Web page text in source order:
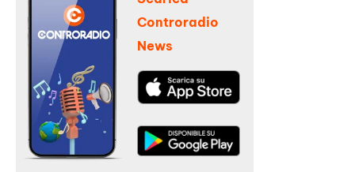
Controradio
News